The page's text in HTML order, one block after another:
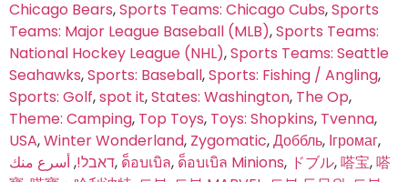
Chicago Bears,Sports Teams: Chicago Cubs,Sports
Teams: Major League Baseball (MLB),Sports Teams:
National Hockey League (NHL),Sports Teams: Seattle
Seahawks,Sports: Baseball,Sports: Fishing / Angling,
Sports: Golf,spot it,States: Washington, The Op,
Theme: Camping, Top Toys, Toys: Shopkins, Tvenna,
USA,Winter Wonderland, Zygomatic,Доббль, Ігромаг,
דאבל!,أسرع منك , ด็อบเบิล, ด็อบเบิล Minions, ドブル,嗒宝,嗒